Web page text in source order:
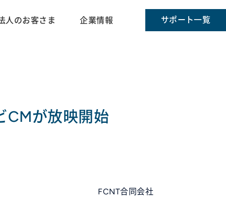
人のお客さま 企業情報 サポート一覧
CMが放映開始
FCNT合同会社